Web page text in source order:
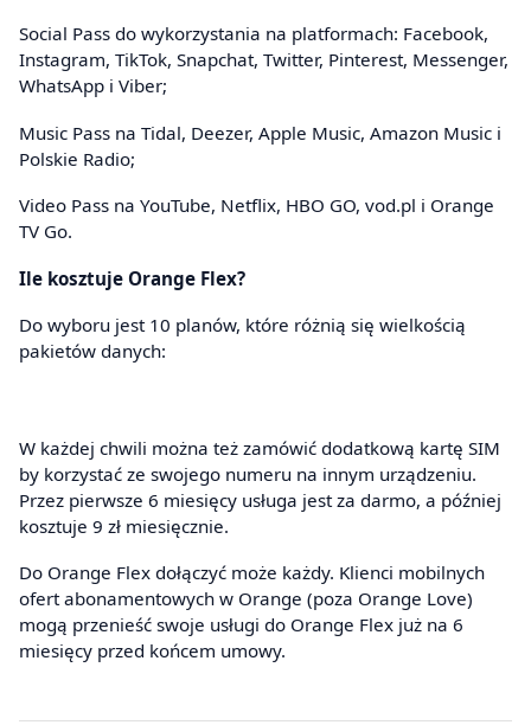
Social Pass do wykorzystania na platformach: Facebook,
Instagram, TikTok, Snapchat, Twitter, Pinterest, Messenger,
WhatsApp i Viber;
Music Pass na Tidal, Deezer, Apple Music, Amazon Music i
Polskie Radio;
Video Pass na YouTube, Netflix, HBO GO, vod.pl i Orange
TV Go.
Ile kosztuje Orange Flex?
Do wyboru jest 10 planów, które różnią się wielkością
pakietów danych:
W każdej chwili można też zamówić dodatkową kartę SIM
by korzystać ze swojego numeru na innym urządzeniu.
Przez pierwsze 6 miesięcy usługa jest za darmo, a później
kosztuje 9 zł miesięcznie.
Do Orange Flex dołączyć może każdy. Klienci mobilnych
ofert abonamentowych w Orange (poza Orange Love)
mogą przenieść swoje usługi do Orange Flex już na 6
miesięcy przed końcem umowy.